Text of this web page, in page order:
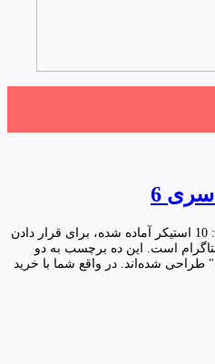
6
استیکر لینک استوری سری 6 شامل: 10 استیکر آماده شده، برای قرار دادن
است. این ده برچسب به دو
شده‌اند. در واقع شما با خرید